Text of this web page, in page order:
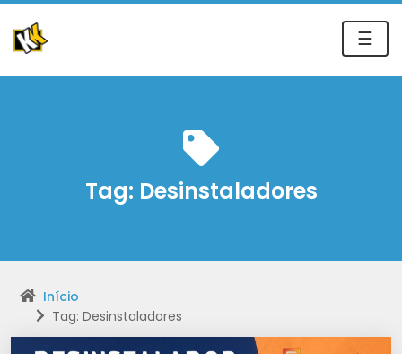
☰
Tag: Desinstaladores
Início
Tag: Desinstaladores